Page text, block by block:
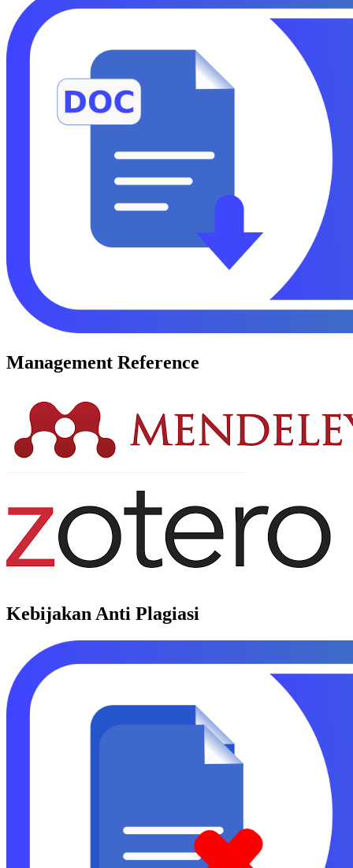
Management Reference
Kebijakan Anti Plagiasi